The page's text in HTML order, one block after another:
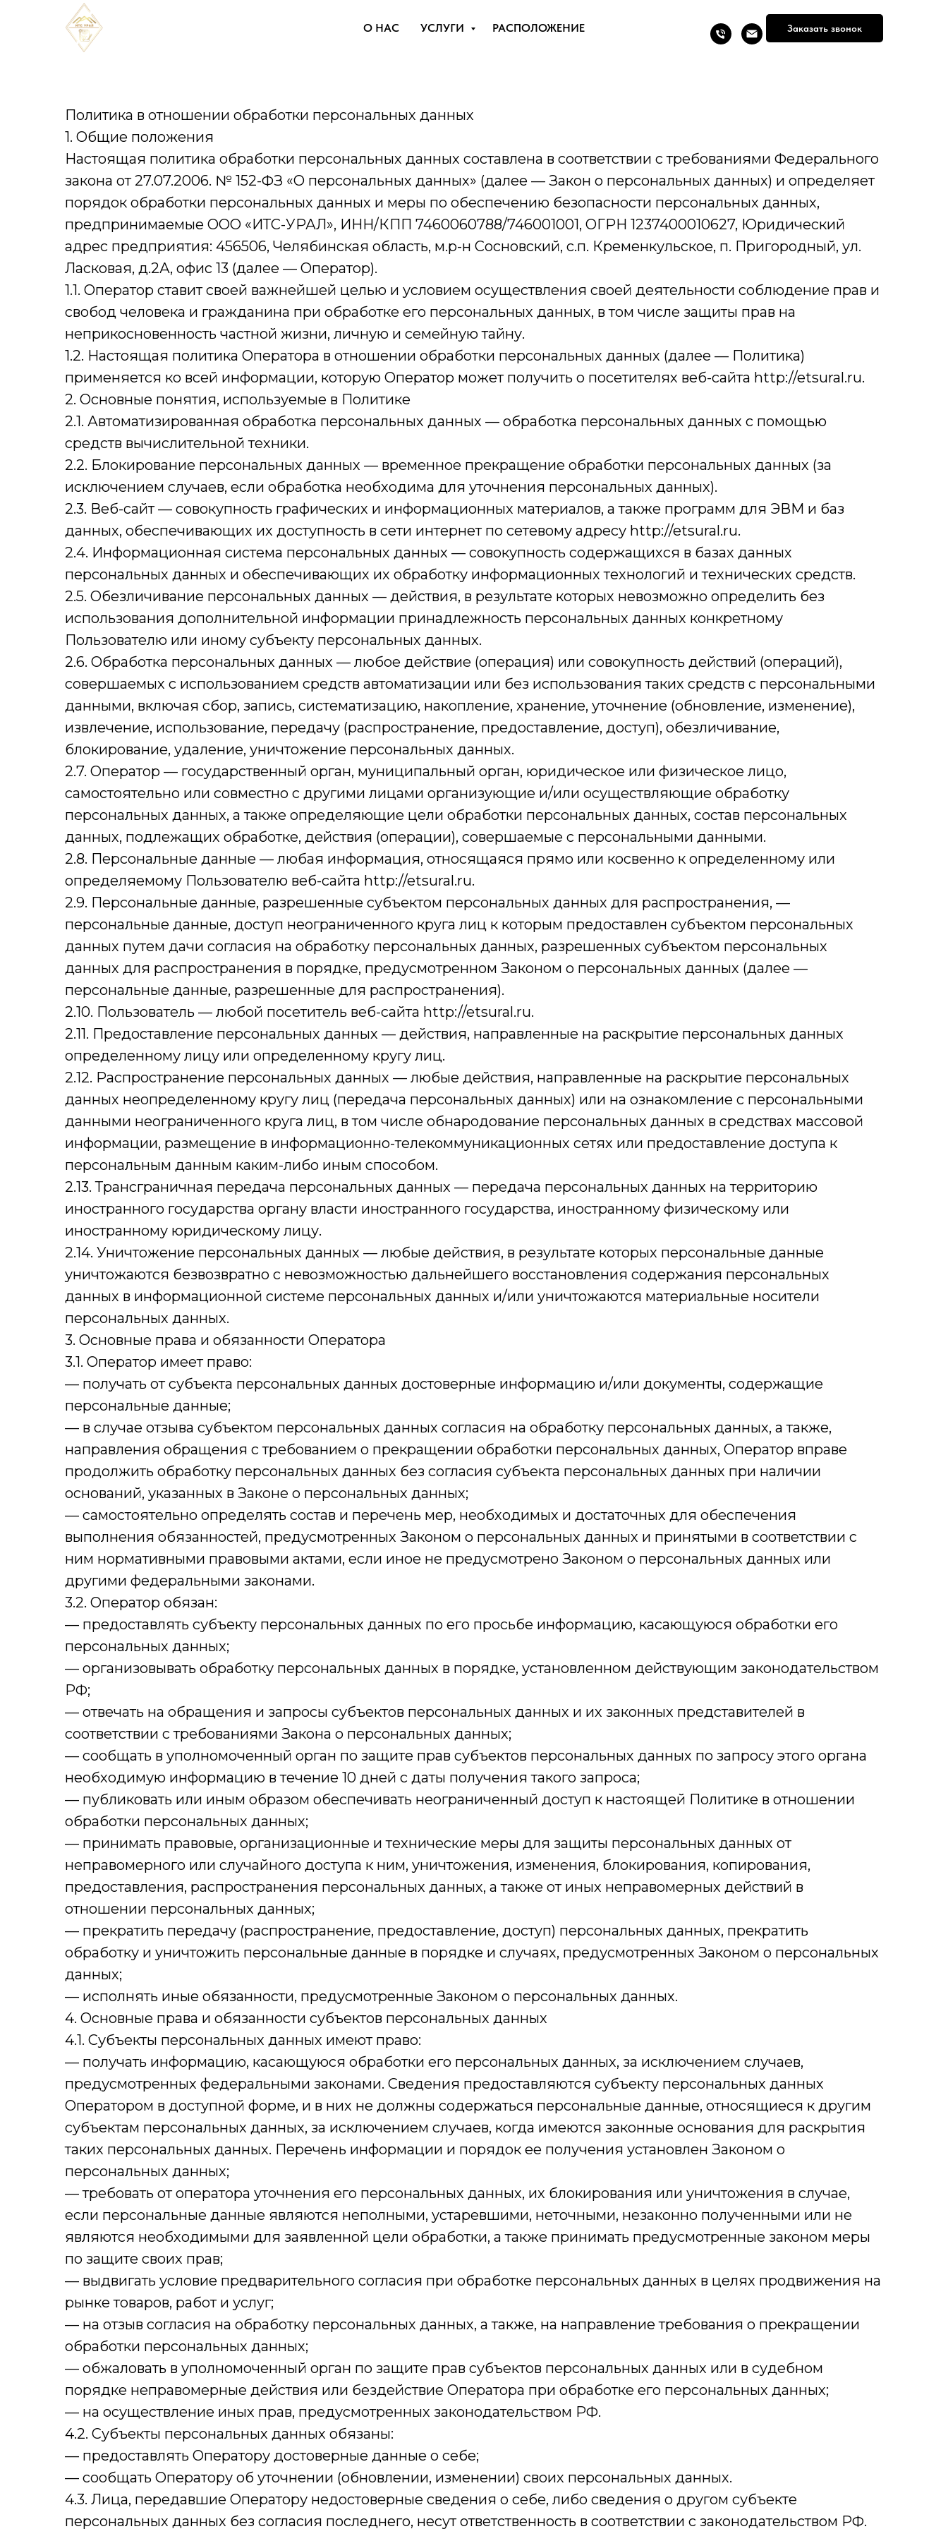
О НАС УСЛУГИ РАСПОЛОЖЕНИЕ Заказать звонок
Политика в отношении обработки персональных данных
1. Общие положения
Настоящая политика обработки персональных данных составлена в соответствии с требованиями Федерального
закона от 27.07.2006. № 152-ФЗ «О персональных данных» (далее — Закон о персональных данных) и определяет
порядок обработки персональных данных и меры по обеспечению безопасности персональных данных,
предпринимаемые ООО «‎ИТС-УРАЛ», ИНН/КПП 7460060788/746001001, ОГРН 1237400010627, Юридический
адрес предприятия: 456506, Челябинская область, м.р-н Сосновский, с.п. Кременкульское, п. Пригородный, ул.
Ласковая, д.2А, офис 13 (далее — Оператор).
1.1. Оператор ставит своей важнейшей целью и условием осуществления своей деятельности соблюдение прав и
свобод человека и гражданина при обработке его персональных данных, в том числе защиты прав на
неприкосновенность частной жизни, личную и семейную тайну.
1.2. Настоящая политика Оператора в отношении обработки персональных данных (далее — Политика)
применяется ко всей информации, которую Оператор может получить о посетителях веб-сайта http://etsural.ru.
2. Основные понятия, используемые в Политике
2.1. Автоматизированная обработка персональных данных — обработка персональных данных с помощью
средств вычислительной техники.
2.2. Блокирование персональных данных — временное прекращение обработки персональных данных (за
исключением случаев, если обработка необходима для уточнения персональных данных).
2.3. Веб-сайт — совокупность графических и информационных материалов, а также программ для ЭВМ и баз
данных, обеспечивающих их доступность в сети интернет по сетевому адресу http://etsural.ru.
2.4. Информационная система персональных данных — совокупность содержащихся в базах данных
персональных данных и обеспечивающих их обработку информационных технологий и технических средств.
2.5. Обезличивание персональных данных — действия, в результате которых невозможно определить без
использования дополнительной информации принадлежность персональных данных конкретному
Пользователю или иному субъекту персональных данных.
2.6. Обработка персональных данных — любое действие (операция) или совокупность действий (операций),
совершаемых с использованием средств автоматизации или без использования таких средств с персональными
данными, включая сбор, запись, систематизацию, накопление, хранение, уточнение (обновление, изменение),
извлечение, использование, передачу (распространение, предоставление, доступ), обезличивание,
блокирование, удаление, уничтожение персональных данных.
2.7. Оператор — государственный орган, муниципальный орган, юридическое или физическое лицо,
самостоятельно или совместно с другими лицами организующие и/или осуществляющие обработку
персональных данных, а также определяющие цели обработки персональных данных, состав персональных
данных, подлежащих обработке, действия (операции), совершаемые с персональными данными.
2.8. Персональные данные — любая информация, относящаяся прямо или косвенно к определенному или
определяемому Пользователю веб-сайта http://etsural.ru.
2.9. Персональные данные, разрешенные субъектом персональных данных для распространения, —
персональные данные, доступ неограниченного круга лиц к которым предоставлен субъектом персональных
данных путем дачи согласия на обработку персональных данных, разрешенных субъектом персональных
данных для распространения в порядке, предусмотренном Законом о персональных данных (далее —
персональные данные, разрешенные для распространения).
2.10. Пользователь — любой посетитель веб-сайта http://etsural.ru.
2.11. Предоставление персональных данных — действия, направленные на раскрытие персональных данных
определенному лицу или определенному кругу лиц.
2.12. Распространение персональных данных — любые действия, направленные на раскрытие персональных
данных неопределенному кругу лиц (передача персональных данных) или на ознакомление с персональными
данными неограниченного круга лиц, в том числе обнародование персональных данных в средствах массовой
информации, размещение в информационно-телекоммуникационных сетях или предоставление доступа к
персональным данным каким-либо иным способом.
2.13. Трансграничная передача персональных данных — передача персональных данных на территорию
иностранного государства органу власти иностранного государства, иностранному физическому или
иностранному юридическому лицу.
2.14. Уничтожение персональных данных — любые действия, в результате которых персональные данные
уничтожаются безвозвратно с невозможностью дальнейшего восстановления содержания персональных
данных в информационной системе персональных данных и/или уничтожаются материальные носители
персональных данных.
3. Основные права и обязанности Оператора
3.1. Оператор имеет право:
— получать от субъекта персональных данных достоверные информацию и/или документы, содержащие
персональные данные;
— в случае отзыва субъектом персональных данных согласия на обработку персональных данных, а также,
направления обращения с требованием о прекращении обработки персональных данных, Оператор вправе
продолжить обработку персональных данных без согласия субъекта персональных данных при наличии
оснований, указанных в Законе о персональных данных;
— самостоятельно определять состав и перечень мер, необходимых и достаточных для обеспечения
выполнения обязанностей, предусмотренных Законом о персональных данных и принятыми в соответствии с
ним нормативными правовыми актами, если иное не предусмотрено Законом о персональных данных или
другими федеральными законами.
3.2. Оператор обязан:
— предоставлять субъекту персональных данных по его просьбе информацию, касающуюся обработки его
персональных данных;
— организовывать обработку персональных данных в порядке, установленном действующим законодательством
РФ;
— отвечать на обращения и запросы субъектов персональных данных и их законных представителей в
соответствии с требованиями Закона о персональных данных;
— сообщать в уполномоченный орган по защите прав субъектов персональных данных по запросу этого органа
необходимую информацию в течение 10 дней с даты получения такого запроса;
— публиковать или иным образом обеспечивать неограниченный доступ к настоящей Политике в отношении
обработки персональных данных;
— принимать правовые, организационные и технические меры для защиты персональных данных от
неправомерного или случайного доступа к ним, уничтожения, изменения, блокирования, копирования,
предоставления, распространения персональных данных, а также от иных неправомерных действий в
отношении персональных данных;
— прекратить передачу (распространение, предоставление, доступ) персональных данных, прекратить
обработку и уничтожить персональные данные в порядке и случаях, предусмотренных Законом о персональных
данных;
— исполнять иные обязанности, предусмотренные Законом о персональных данных.
4. Основные права и обязанности субъектов персональных данных
4.1. Субъекты персональных данных имеют право:
— получать информацию, касающуюся обработки его персональных данных, за исключением случаев,
предусмотренных федеральными законами. Сведения предоставляются субъекту персональных данных
Оператором в доступной форме, и в них не должны содержаться персональные данные, относящиеся к другим
субъектам персональных данных, за исключением случаев, когда имеются законные основания для раскрытия
таких персональных данных. Перечень информации и порядок ее получения установлен Законом о
персональных данных;
— требовать от оператора уточнения его персональных данных, их блокирования или уничтожения в случае,
если персональные данные являются неполными, устаревшими, неточными, незаконно полученными или не
являются необходимыми для заявленной цели обработки, а также принимать предусмотренные законом меры
по защите своих прав;
— выдвигать условие предварительного согласия при обработке персональных данных в целях продвижения на
рынке товаров, работ и услуг;
— на отзыв согласия на обработку персональных данных, а также, на направление требования о прекращении
обработки персональных данных;
— обжаловать в уполномоченный орган по защите прав субъектов персональных данных или в судебном
порядке неправомерные действия или бездействие Оператора при обработке его персональных данных;
— на осуществление иных прав, предусмотренных законодательством РФ.
4.2. Субъекты персональных данных обязаны:
— предоставлять Оператору достоверные данные о себе;
— сообщать Оператору об уточнении (обновлении, изменении) своих персональных данных.
4.3. Лица, передавшие Оператору недостоверные сведения о себе, либо сведения о другом субъекте
персональных данных без согласия последнего, несут ответственность в соответствии с законодательством РФ.